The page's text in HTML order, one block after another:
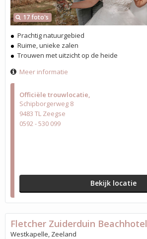
Officiële trouwlocatie
Schipborgerweg 8
9483 TL Zeegse
0592 - 530 099
Bekijk locatie
17 foto's
Prachtig natuurgebied
Ruime, unieke zalen
Trouwen met uitzicht op de heide
Meer informatie
Fletcher Zuiderduin Beachhotel
Westkapelle, Zeeland